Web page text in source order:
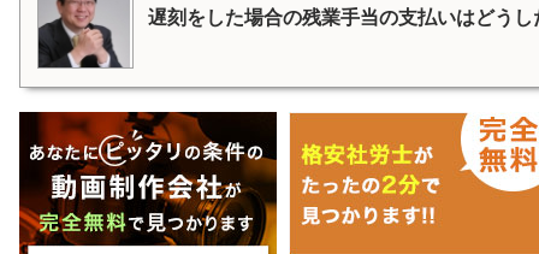
遅刻をした場合の残業手当の支払いはどう